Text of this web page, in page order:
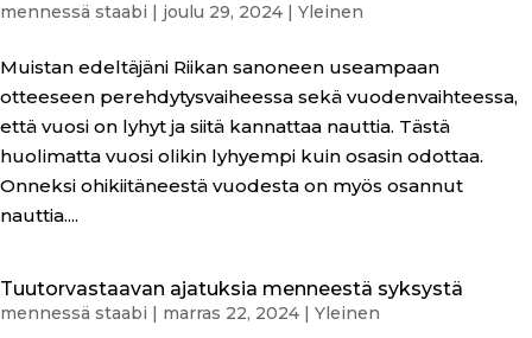
mennessä staabi | joulu 29, 2024 | Yleinen
Muistan edeltäjäni Riikan sanoneen useampaan
otteeseen perehdytysvaiheessa sekä vuodenvaihteessa,
että vuosi on lyhyt ja siitä kannattaa nauttia. Tästä
huolimatta vuosi olikin lyhyempi kuin osasin odottaa.
Onneksi ohikiitäneestä vuodesta on myös osannut
nauttia....
Tuutorvastaavan ajatuksia menneestä syksystä
mennessä staabi | marras 22, 2024 | Yleinen